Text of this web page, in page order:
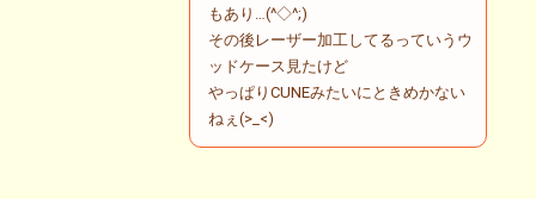
もあり…(^◇^;)
その後レーザー加工してるっていうウ
ッドケース見たけど
やっぱりCUNEみたいにときめかない
ねぇ(>_<)